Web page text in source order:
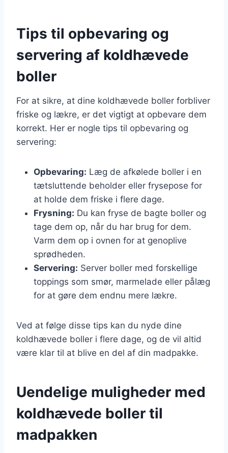
Tips til opbevaring og
servering af koldhævede
boller
For at sikre, at dine koldhævede boller forbliver
friske og lækre, er det vigtigt at opbevare dem
korrekt. Her er nogle tips til opbevaring og
servering:
Opbevaring: Læg de afkølede boller i en
tætsluttende beholder eller frysepose for
at holde dem friske i flere dage.
Frysning: Du kan fryse de bagte boller og
tage dem op, når du har brug for dem.
Varm dem op i ovnen for at genoplive
sprødheden.
Servering: Server boller med forskellige
toppings som smør, marmelade eller pålæg
for at gøre dem endnu mere lækre.
Ved at følge disse tips kan du nyde dine
koldhævede boller i flere dage, og de vil altid
være klar til at blive en del af din madpakke.
Uendelige muligheder med
koldhævede boller til
madpakken